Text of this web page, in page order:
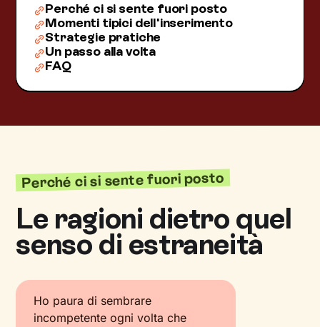
Perché ci si sente fuori posto
Momenti tipici dell'inserimento
Strategie pratiche
Un passo alla volta
FAQ
Perché ci si sente fuori posto
Le ragioni dietro quel
senso di estraneità
Ho paura di sembrare
incompetente ogni volta che